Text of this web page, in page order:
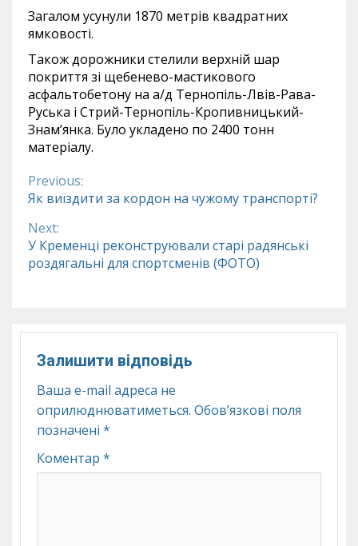
Загалом усунули 1870 метрів квадратних
ямковості.
Також дорожники стелили верхній шар
покриття зі щебенево-мастикового
асфальтобетону на а/д Тернопіль-Лвів-Рава-
Руська і Стрий-Тернопіль-Кропивницький-
Знам’янка. Було укладено по 2400 тонн
матеріалу.
Continue
Reading
Previous:
Як виїздити за кордон на чужому транспорті?
Next:
У Кременці реконструювали старі радянські
роздягальні для спортсменів (ФОТО)
Залишити відповідь
Ваша e-mail адреса не
оприлюднюватиметься. Обов’язкові поля
позначені *
Коментар *